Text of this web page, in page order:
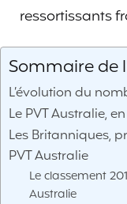
ressortissants
Sommaire de
L’évolution du
Le PVT Australie,
Les Britanniques,
PVT Australie
Le classement
Australie